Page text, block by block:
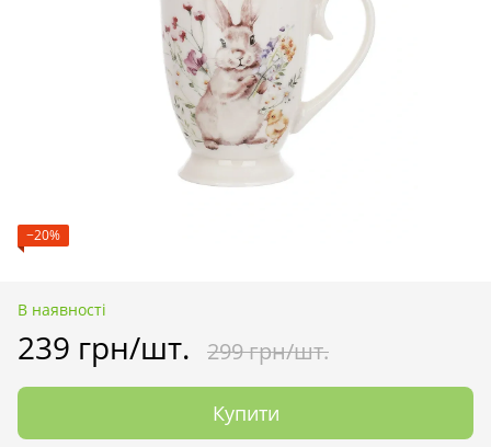
−20%
В наявності
239 грн/шт. 299 грн/шт.
Купити